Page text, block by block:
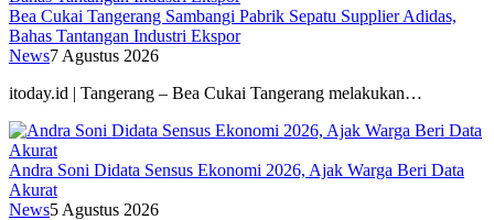
Bea Cukai Tangerang Sambangi Pabrik Sepatu Supplier Adidas,
Bahas Tantangan Industri Ekspor
News7 Agustus 2026
itoday.id | Tangerang – Bea Cukai Tangerang melakukan…
Andra Soni Didata Sensus Ekonomi 2026, Ajak Warga Beri Data
Akurat
News5 Agustus 2026